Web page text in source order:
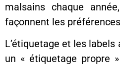
malsains chaque
façonnent les
L’étiquetage et les
un « étiquetage propre